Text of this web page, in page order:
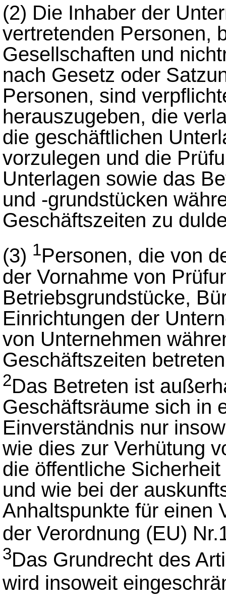
(2) Die Inhaber der
vertretenden Personen,
Gesellschaften und
nach Gesetz oder
Personen, sind
herauszugeben, die
die geschäftlichen
vorzulegen und die
Unterlagen sowie das
und -grundstücken
Geschäftszeiten zu
(3) 1Personen, die von
der Vornahme von
Betriebsgrundstücke,
Einrichtungen der
von Unternehmen
Geschäftszeiten
2Das Betreten ist
Geschäftsräume sich in
Einverständnis nur
wie dies zur Verhütung
die öffentliche
und wie bei der
Anhaltspunkte für einen
der Verordnung (EU)
3Das Grundrecht des
wird insoweit